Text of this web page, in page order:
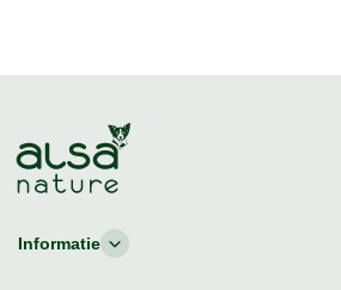
Informatie